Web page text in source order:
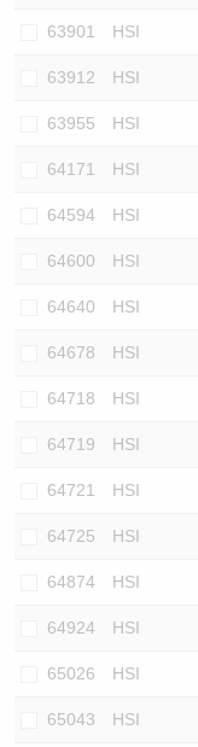
63901 HSI
63912 HSI
63955 HSI
64171 HSI
64594 HSI
64600 HSI
64640 HSI
64678 HSI
64718 HSI
64719 HSI
64721 HSI
64725 HSI
64874 HSI
64924 HSI
65026 HSI
65043 HSI